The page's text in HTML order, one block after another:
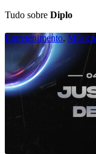
Tudo sobre Diplo
Entretenimento, Música